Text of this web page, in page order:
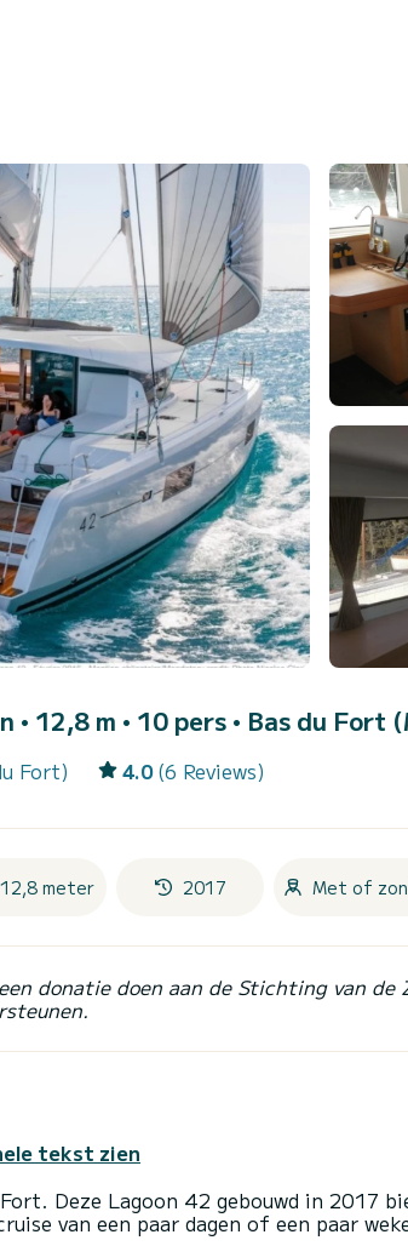
• 12,8 m • 10 pers • Bas du Fort
Fort) 4.0 (6 Reviews)
12,8 meter 2017 Met of
donatie doen aan de Stichting van de
tekst zien
Deze Lagoon 42 gebouwd in 2017
van een paar dagen of een paar